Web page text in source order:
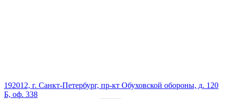
192012, г. Санкт-Петербург, пр-кт Обуховской обороны, д. 120
Б, оф. 338